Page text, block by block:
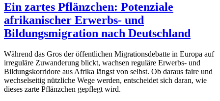
Ein zartes Pflänzchen: Potenziale
afrikanischer Erwerbs- und
Bildungsmigration nach Deutschland
Während das Gros der öffentlichen Migrationsdebatte in Europa auf
irreguläre Zuwanderung blickt, wachsen reguläre Erwerbs- und
Bildungskorridore aus Afrika längst von selbst. Ob daraus faire und
wechselseitig nützliche Wege werden, entscheidet sich daran, wie
dieses zarte Pflänzchen gepflegt wird.